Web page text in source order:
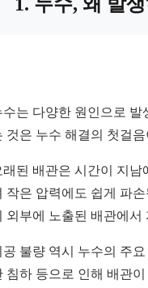
1. 누수, 왜 발
수는 다양한 원인으로 발
것은 누수 해결의 첫걸
래된 배관은 시간이 지남
작은 압력에도 쉽게 파
외부에 노출된 배관에서
공 불량 역시 누수의 주
침하 등으로 인해 배관